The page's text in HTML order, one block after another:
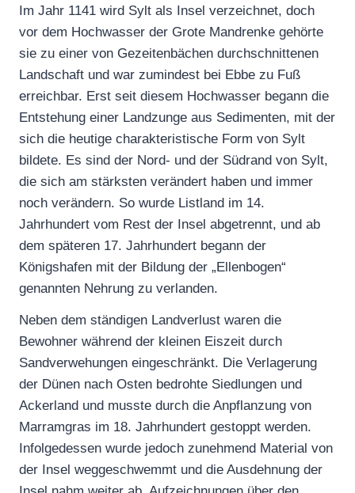
Im Jahr 1141 wird Sylt als Insel verzeichnet, doch
vor dem Hochwasser der Grote Mandrenke gehörte
sie zu einer von Gezeitenbächen durchschnittenen
Landschaft und war zumindest bei Ebbe zu Fuß
erreichbar. Erst seit diesem Hochwasser begann die
Entstehung einer Landzunge aus Sedimenten, mit der
sich die heutige charakteristische Form von Sylt
bildete. Es sind der Nord- und der Südrand von Sylt,
die sich am stärksten verändert haben und immer
noch verändern. So wurde Listland im 14.
Jahrhundert vom Rest der Insel abgetrennt, und ab
dem späteren 17. Jahrhundert begann der
Königshafen mit der Bildung der „Ellenbogen“
genannten Nehrung zu verlanden.
Neben dem ständigen Landverlust waren die
Bewohner während der kleinen Eiszeit durch
Sandverwehungen eingeschränkt. Die Verlagerung
der Dünen nach Osten bedrohte Siedlungen und
Ackerland und musste durch die Anpflanzung von
Marramgras im 18. Jahrhundert gestoppt werden.
Infolgedessen wurde jedoch zunehmend Material von
der Insel weggeschwemmt und die Ausdehnung der